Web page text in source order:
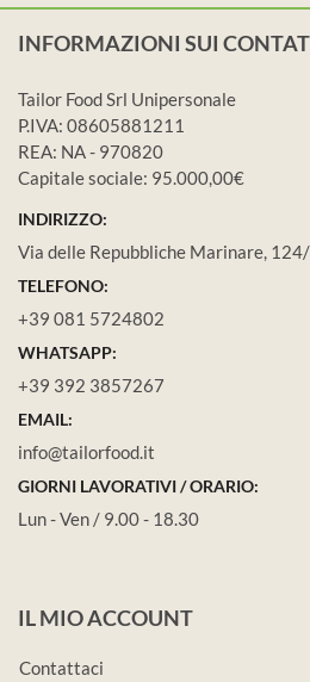
INFORMAZIONI SUI
Tailor Food Srl Unipersonale
P.IVA: 08605881211
REA: NA - 970820
Capitale sociale: 95.000,00€
INDIRIZZO:
Via delle Repubbliche Marinare,
TELEFONO:
+39 081 5724802
WHATSAPP:
+39 392 3857267
EMAIL:
info@tailorfood.it
GIORNI LAVORATIVI / ORARIO:
Lun - Ven / 9.00 - 18.30
IL MIO ACCOUNT
Contattaci